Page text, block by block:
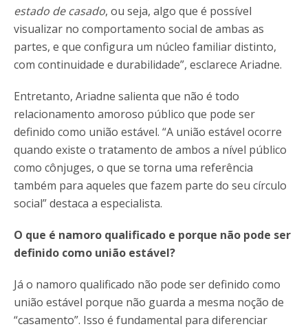
estado de casado, ou seja, algo que é possível
visualizar no comportamento social de ambas as
partes, e que configura um núcleo familiar distinto,
com continuidade e durabilidade”, esclarece Ariadne.
Entretanto, Ariadne salienta que não é todo
relacionamento amoroso público que pode ser
definido como união estável. “A união estável ocorre
quando existe o tratamento de ambos a nível público
como cônjuges, o que se torna uma referência
também para aqueles que fazem parte do seu círculo
social” destaca a especialista.
O que é namoro qualificado e porque não pode ser
definido como união estável?
Já o namoro qualificado não pode ser definido como
união estável porque não guarda a mesma noção de
“casamento”. Isso é fundamental para diferenciar